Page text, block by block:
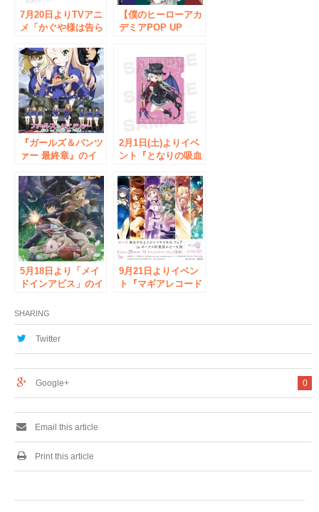
7月20日よりTVアニ
メ「かぐや様は告ら
恋愛頭脳戦～」のイ
ベント『ボークスで
も告らせたい』が開
催！
【僕のヒーローアカ
デミアPOP UP
が開催！2018年9月
15日（土）から9月
30日（日）まで。
『ガールズ＆パンツ
ァー 最終章』のイ
SHOP in ボークス
秋葉原ホビー天国】
がボークス秋葉原ホ
ビー天国にて開催決
定！
2月1日(土)よりイベ
ント『となりの吸血
葉原ホビー天国
POP UP SHOP リ
ターンズ』が開催！
5月18日より「メイ
ドインアビス」のイ
アビス POP UP
SHOP in ボークス
秋葉原ホビー天国』
特典をご用意！
9月21日よりイベン
ト『マギアレコード
ボークス秋葉原ホビ
SHARING
Twitter
0
Google+
Email this article
Print this article